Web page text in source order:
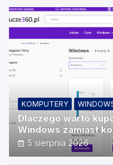
KOMPUTERY
Dlaczego warto
Windows zamiast
źródeł?
5 sierpnia 2026